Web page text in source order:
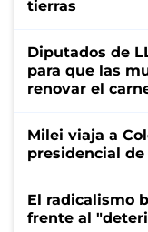
tierras
Diputados de
para que las
renovar el
Milei viaja a
presidencial
El radicalismo
frente al